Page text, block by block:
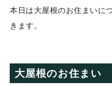
本日は大屋根のお住まいに
きます。
大屋根のお住まい